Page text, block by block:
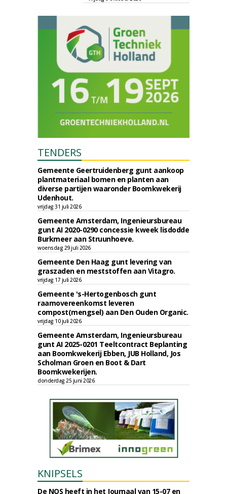
TENDERS
Gemeente Geertruidenberg gunt aankoop
plantmateriaal bomen en planten aan
diverse partijen waaronder Boomkwekerij
Udenhout.
vrijdag 31 juli 2026
Gemeente Amsterdam, Ingenieursbureau
gunt AI 2020-0290 concessie kweek lisdodde
Burkmeer aan Struunhoeve.
woensdag 29 juli 2026
Gemeente Den Haag gunt levering van
graszaden en meststoffen aan Vitagro.
vrijdag 17 juli 2026
Gemeente 's-Hertogenbosch gunt
raamovereenkomst leveren
compost(mengsel) aan Den Ouden Organic.
vrijdag 10 juli 2026
Gemeente Amsterdam, Ingenieursbureau
gunt AI 2025-0201 Teeltcontract Beplanting
aan Boomkwekerij Ebben, JUB Holland, Jos
Scholman Groen en Boot & Dart
Boomkwekerijen.
donderdag 25 juni 2026
KNIPSELS
De NOS heeft in het Journaal van 15-07 en